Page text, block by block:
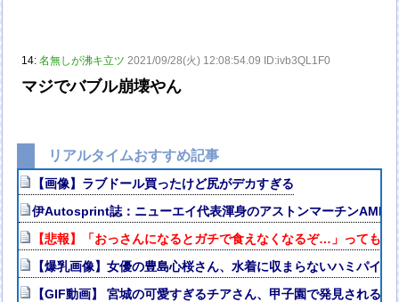
14:名無しが沸キ立ツ 2021/09/28(火) 12:08:54.09 ID:ivb3QL1F0
マジでバブル崩壊やん
リアルタイムおすすめ記事
【画像】ラブドール買ったけど尻がデカすぎる
伊Autosprint誌：ニューエイ代表渾身のアストンマーチン
【悲報】「おっさんになるとガチで食えなくなるぞ…」ってもの
【爆乳画像】女優の豊島心桜さん、水着に収まらないハミパイ
【GIF動画】 宮城の可愛すぎるチアさん、甲子園で発見される